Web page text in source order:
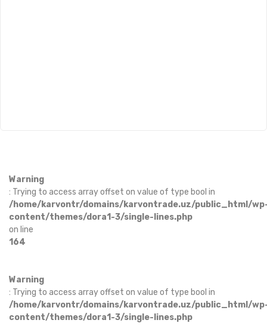
Warning
: Trying to access array offset on value of type bool in
/home/karvontr/domains/karvontrade.uz/public_html/
content/themes/dora1-3/single-lines.php
on line
164
Warning
: Trying to access array offset on value of type bool in
/home/karvontr/domains/karvontrade.uz/public_html/
content/themes/dora1-3/single-lines.php